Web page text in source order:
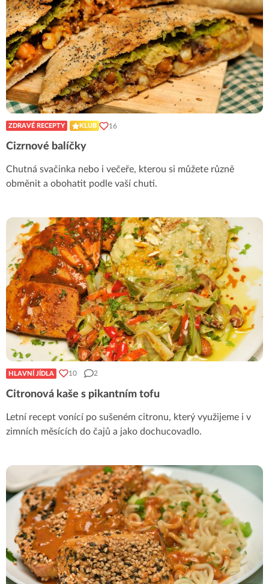
ZDRAVÉ RECEPTY KLUB 16
Cizrnové balíčky
Chutná svačinka nebo i večeře, kterou si můžete různě
obměnit a obohatit podle vaší chuti.
HLAVNÍ JÍDLA 10 2
Citronová kaše s pikantním tofu
Letní recept vonící po sušeném citronu, který využijeme i v
zimních měsících do čajů a jako dochucovadlo.